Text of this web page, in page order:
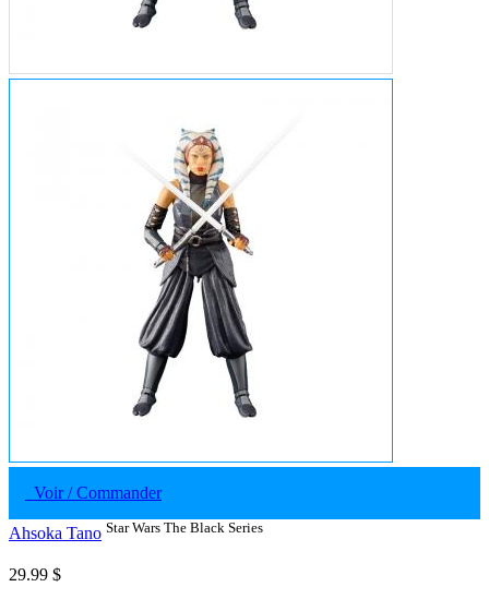
Voir / Commander
Ahsoka Tano Star Wars The Black Series
29.99 $